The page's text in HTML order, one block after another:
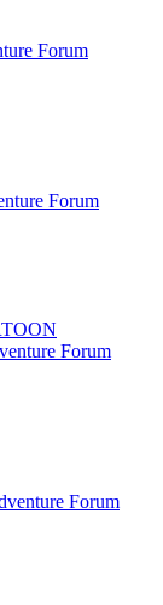
Forum
Forum
Forum
Forum